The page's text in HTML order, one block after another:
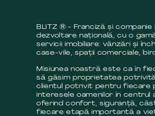
BLITZ ® - Franciză și
dezvoltare națională, cu o
servicii imobiliare: vânzări și
case-vile, spații comerciale,
Misiunea noastră este ca în
să găsim proprietatea
clientul potrivit pentru fiecare
interesele oamenilor în centrul
oferind confort, siguranță,
fiecare etapă importantă a